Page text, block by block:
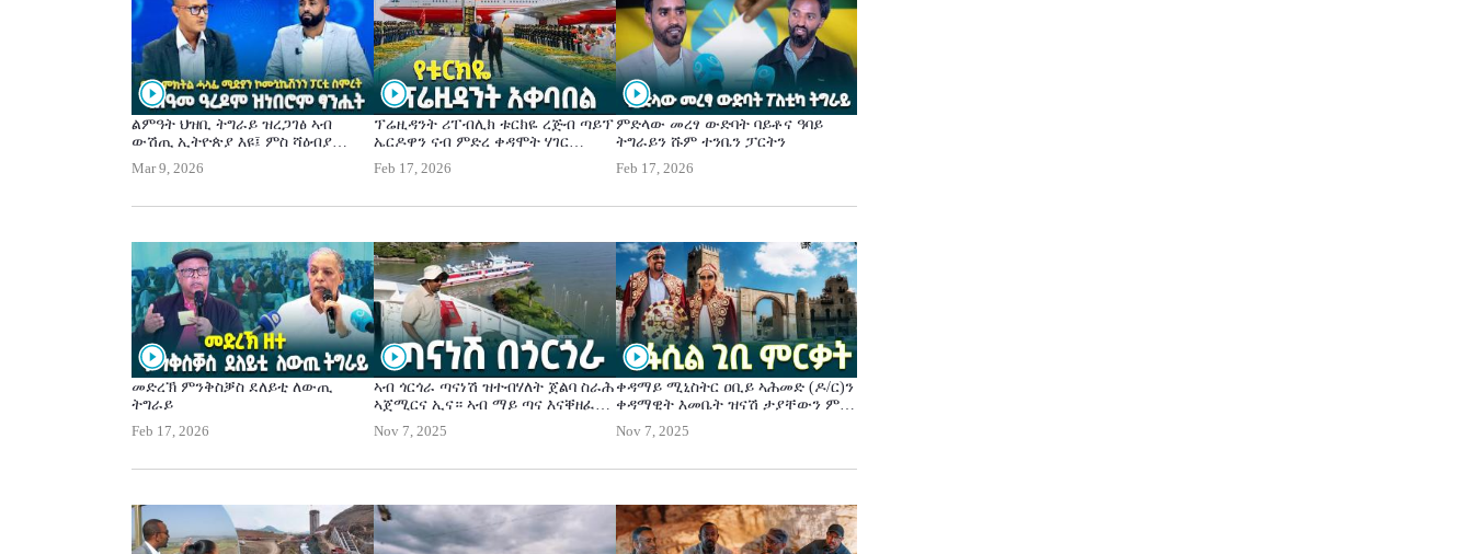
ልምዓት ህዝቢ ትግራይ ዝረጋገፅ ኣብ
ውሽጢ ኢትዮጵያ እዩ፤ ምስ ሻዕብያ
ዝርከብ-ምክትል ሓላፊ ሚድያን
ዓረዶም
Mar 9, 2026
ፕሬዚዳንት ሪፐብሊክ ቱርክዬ ረጅብ ጣይፕ
ኤርዶዋን ናብ ምድረ ቀዳሞት ሃገር
ሚኒስትር ዐቢይ ኣሕመድ(ዶ/ር)
Feb 17, 2026
ምድላው መረፃ ውድባት ባይቶና ዓባይ
ትግራይን ሹም ተንቤን ፓርትን
Feb 17, 2026
መድረኽ ምንቅስቓስ ደለይቲ ለውጢ
ትግራይ
Feb 17, 2026
ኣብ ጎርጎራ ጣናነሽ ዝተብሃለት ጀልባ ስራሕ
ኣጀሚርና ኢና። ኣብ ማይ ጣና እናቐዘፈት
ምርኻብ ጀሚራ እያ። ልዕሊ 180 ተጉዓዝቲ
ንዑደት፣ንምዝንጋዕን ዘደምም ተፈጥሮኣዊ
ጎርጎራ ዝግበር ጉዕዞ ብዝበለፀ ምችው
ገይራቶ እያ። ቀዳማይ ሚኒስትር ዐቢይ
ኣሕመድ(ዶ/ር)
Nov 7, 2025
ቀዳማይ ሚኒስትር ዐቢይ ኣሕመድ (ዶ/ር)ን
ቀዳማዊት እመቤት ዝናሽ ታያቸውን ምስ
ዝተሓደሰ ቀፅሪ ፋሲል መሪቖም
Nov 7, 2025